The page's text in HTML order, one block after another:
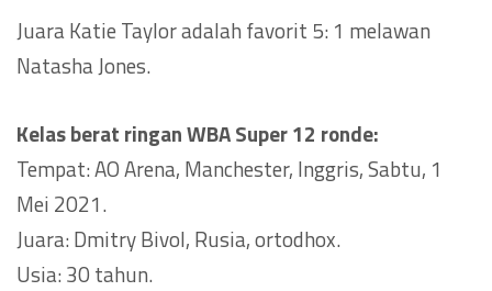
Juara Katie Taylor adalah favorit 5: 1 melawan
Natasha Jones.
Kelas berat ringan WBA Super 12 ronde:
Tempat: AO Arena, Manchester, Inggris, Sabtu, 1
Mei 2021.
Juara: Dmitry Bivol, Rusia, ortodhox.
Usia: 30 tahun.